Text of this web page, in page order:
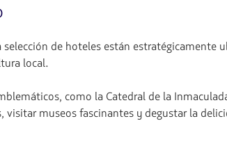
de hoteles están estratégicamente
local.
como la Catedral de la
visitar museos fascinantes y degustar la